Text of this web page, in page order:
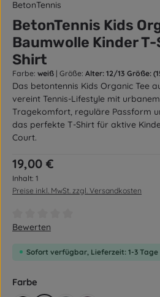
BetonTennis
BetonTennis Kids
Baumwolle Kinder
Shirt
Farbe: weiß | Größe: Alter: 12/13 Größe:
Das betontennis Kids Organic Tee
vereint Tennis-Lifestyle mit
Tragekomfort, reguläre Passform
das perfekte T-Shirt für aktive
Court.
Regulärer Preis:
19,00 €
Inhalt: 1
Preise inkl. MwSt. zzgl. Versandkosten
Durchschnittliche Bewertung von 0
Bewerten
Sofort verfügbar, Lieferzeit: 1-3 Tage
Farbe